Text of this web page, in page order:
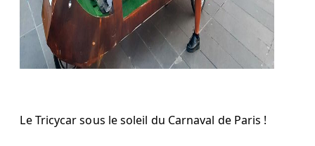
Le Tricycar sous lesoleil du Carnaval de Paris !